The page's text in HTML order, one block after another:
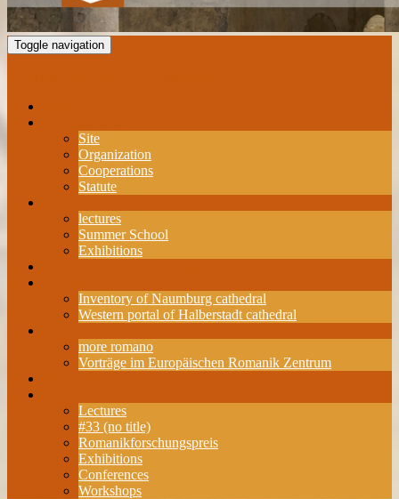
Toggle navigation
Site
Organization
Cooperations
Statute
lectures
Summer School
Exhibitions
Inventory of Naumburg cathedral
Western portal of Halberstadt cathedral
more romano
Vorträge im Europäischen Romanik Zentrum
Lectures
#33 (no title)
Romanikforschungspreis
Exhibitions
Conferences
Workshops